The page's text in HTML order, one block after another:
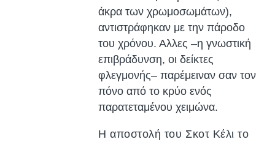
άκρα των χρωμοσωμάτων),
αντιστράφηκαν με την πάροδο
του χρόνου. Αλλες –η γνωστική
επιβράδυνση, οι δείκτες
φλεγμονής– παρέμειναν σαν τον
πόνο από το κρύο ενός
παρατεταμένου χειμώνα.
Η αποστολή του Σκοτ Κέλι το